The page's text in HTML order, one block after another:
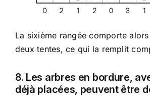
La sixième rangée comporte
deux tentes, ce qui la remplit
8. Les arbres en bordure,
déjà placées, peuvent être